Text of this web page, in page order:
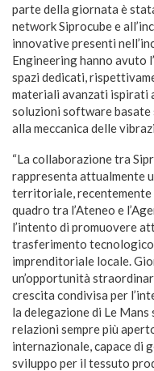
parte della giornata è
network Siprocube e
innovative presenti
Engineering hanno avuto
spazi dedicati,
materiali avanzati ispirati
soluzioni software
alla meccanica delle
“La collaborazione tra
rappresenta attualmente
territoriale, recentemente
quadro tra l’Ateneo e
l’intento di promuovere
trasferimento
imprenditoriale locale.
un’opportunità
crescita condivisa per
la delegazione di Le
relazioni sempre più
internazionale, capace di
sviluppo per il tessuto